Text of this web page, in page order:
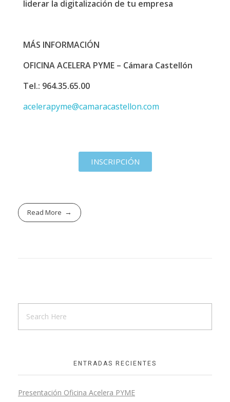
liderar la digitalización de tu empresa
MÁS INFORMACIÓN
OFICINA ACELERA PYME – Cámara Castellón
Tel.: 964.35.65.00
acelerapyme@camaracastellon.com
INSCRIPCIÓN
Read More
ENTRADAS RECIENTES
Presentación Oficina Acelera PYME